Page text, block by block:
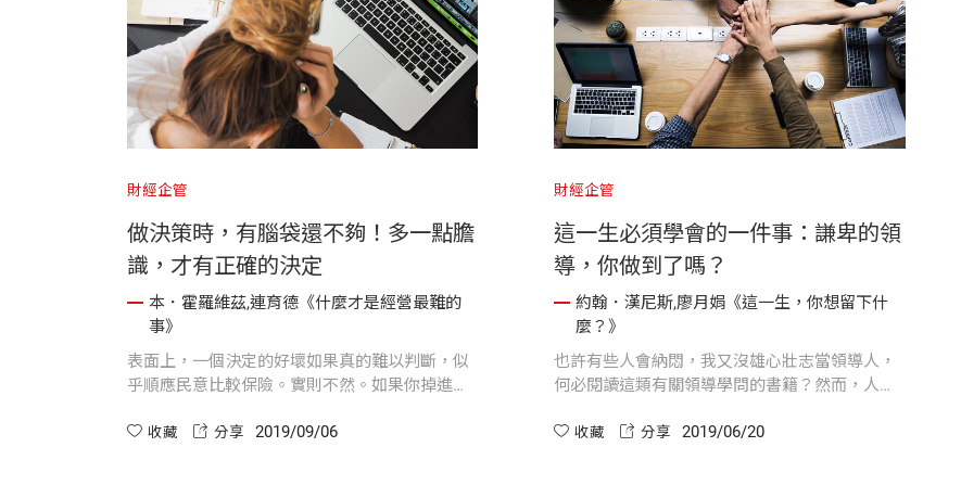
財經企管
做決策時，有腦袋還不夠！多一點膽
識，才有正確的決定
本．霍羅維茲,連育德《什麼才是經營最難的
事》
表面上，一個決定的好壞如果真的難以判斷，似
乎順應民意比較保險。實則不然。如果你掉進這
的決定，會看起來只有五一％，害你三心二意。
收藏 分享 2019/09/06
財經企管
這一生必須學會的一件事：謙卑的領
導，你做到了嗎？
約翰．漢尼斯,廖月娟《這一生，你想留下什
麼？》
也許有些人會納悶，我又沒雄心壯志當領導人，
何必閱讀這類有關領導學問的書籍？然而，人的
換，甚至可以說是「人生何處不領導」
收藏 分享 2019/06/20